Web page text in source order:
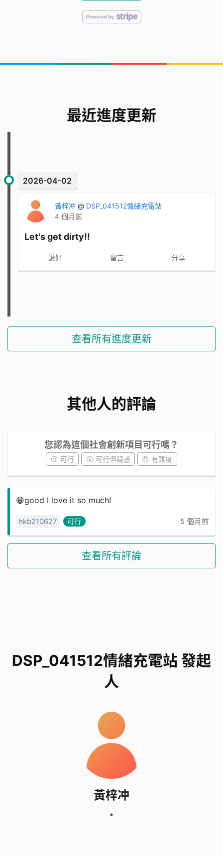
最近進度更新
2026-04-02
黃梓冲 @ DSP_041512情緒充電站
4 個月前
Let's get dirty!!
讚好 留言 分享
查看所有進度更新
其他人的評論
您認為這個社會創新項目可行嗎？
😍 可行 😮 可行但疑惑 😞 有難度
😁good I love it so much!
hkb210627 可行 5 個月前
查看所有評論
DSP_041512情緒充電站 發起
人
黃梓冲